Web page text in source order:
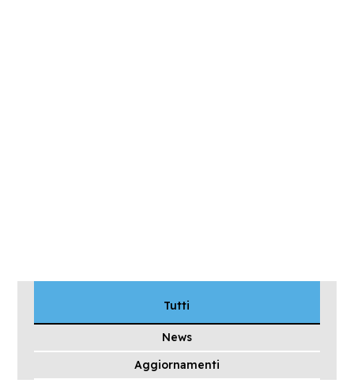
Tutti
News
Aggiornamenti